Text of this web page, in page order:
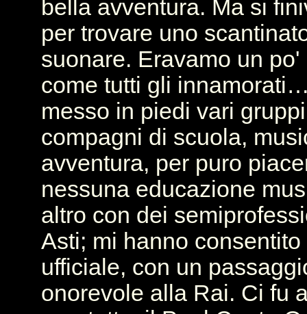
bella avventura. Ma si
per trovare uno
suonare. Eravamo un po'
come tutti gli
messo in piedi vari
compagni di scuola,
avventura, per puro
nessuna educazione
altro con dei
Asti; mi hanno
ufficiale, con un
onorevole alla Rai. Ci fu